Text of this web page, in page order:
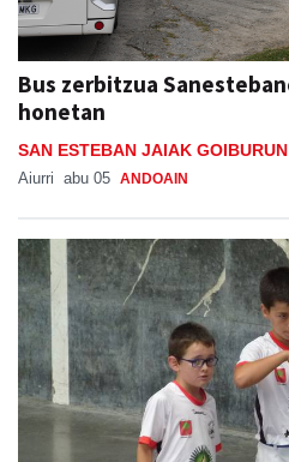
Bus zerbitzua
honetan
SAN ESTEBAN JAIAK